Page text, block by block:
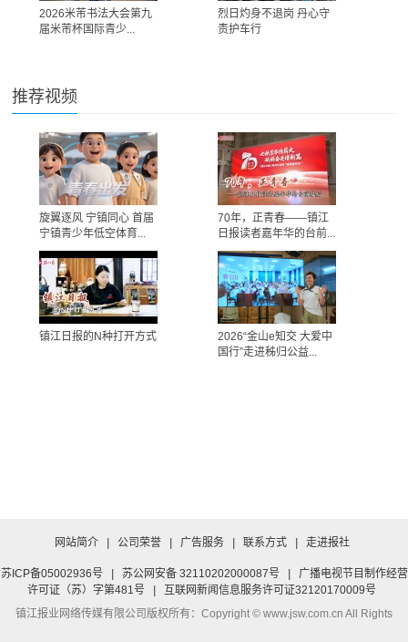
2026米芾书法大会第九
届米芾杯国际青少...
烈日灼身不退岗 丹心守
责护车行
推荐视频
旋翼逐风 宁镇同心 首届
宁镇青少年低空体育...
70年，正青春——镇江
日报读者嘉年华的台前...
镇江日报的N种打开方式
2026“金山e知交 大爱中
国行”走进秭归公益...
网站简介 | 公司荣誉 | 广告服务 | 联系方式 | 走进报社
苏ICP备05002936号 | 苏公网安备 32110202000087号 |
广播电视节目制作经营
许可证（苏）字第481号
|
互联网新闻信息服务许可证32120170009号
镇江报业网络传媒有限公司版权所有：Copyright © www.jsw.com.cn All Rights